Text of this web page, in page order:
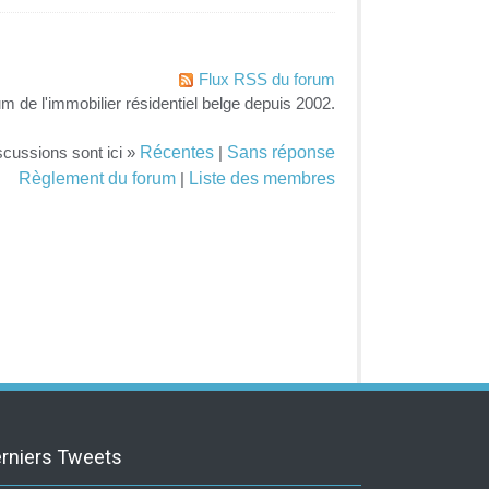
Flux RSS du forum
de l'immobilier résidentiel belge depuis 2002.
sont ici » Récentes | Sans réponse
Règlement du forum | Liste des membres
Tweets